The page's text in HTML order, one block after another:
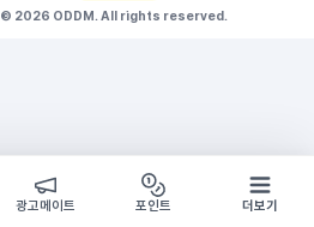
© 2026 ODDM. All rights reserved.
쇼핑몰 구경하기
방문시 1G
광고메이트 포인트 더보기